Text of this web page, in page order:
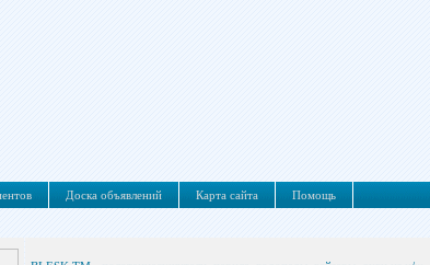
Доска объявлений Карта сайта Помощь